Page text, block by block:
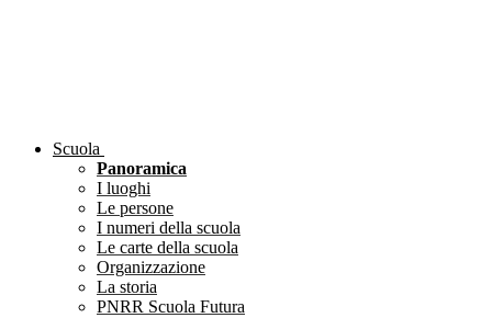
Scuola
Panoramica
I luoghi
Le persone
I numeri della scuola
Le carte della scuola
Organizzazione
La storia
PNRR Scuola Futura